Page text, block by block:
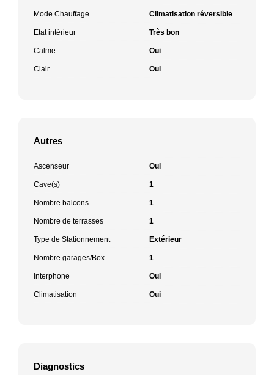
Mode Chauffage Climatisation réversible
Etat intérieur Très bon
Calme Oui
Clair Oui
Autres
Ascenseur Oui
Cave(s) 1
Nombre balcons 1
Nombre de terrasses 1
Type de Stationnement Extérieur
Nombre garages/Box 1
Interphone Oui
Climatisation Oui
Diagnostics